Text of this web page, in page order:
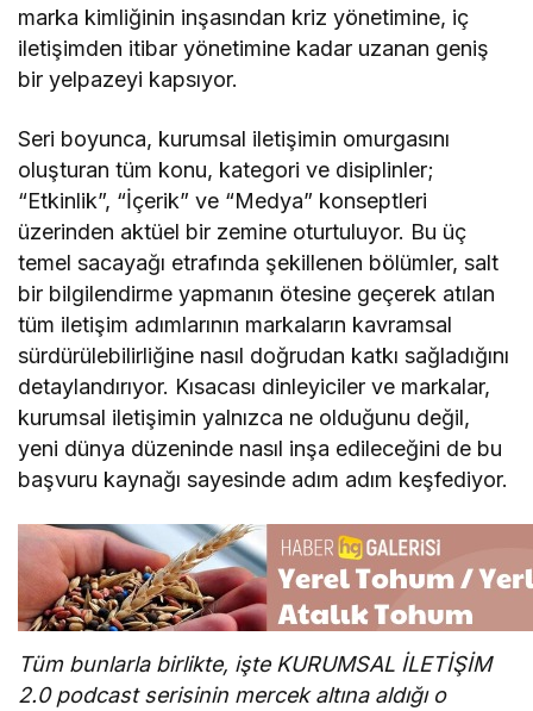
marka kimliğinin inşasından kriz yönetimine, iç
iletişimden itibar yönetimine kadar uzanan geniş
bir yelpazeyi kapsıyor.
Seri boyunca, kurumsal iletişimin omurgasını
oluşturan tüm konu, kategori ve disiplinler;
“Etkinlik”, “İçerik” ve “Medya” konseptleri
üzerinden aktüel bir zemine oturtuluyor. Bu üç
temel sacayağı etrafında şekillenen bölümler, salt
bir bilgilendirme yapmanın ötesine geçerek atılan
tüm iletişim adımlarının markaların kavramsal
sürdürülebilirliğine nasıl doğrudan katkı sağladığını
detaylandırıyor. Kısacası dinleyiciler ve markalar,
kurumsal iletişimin yalnızca ne olduğunu değil,
yeni dünya düzeninde nasıl inşa edileceğini de bu
başvuru kaynağı sayesinde adım adım keşfediyor.
Tüm bunlarla birlikte, işte KURUMSAL İLETİŞİM
2.0 podcast serisinin mercek altına aldığı o